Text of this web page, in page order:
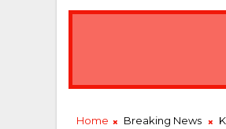
Home Breaking News